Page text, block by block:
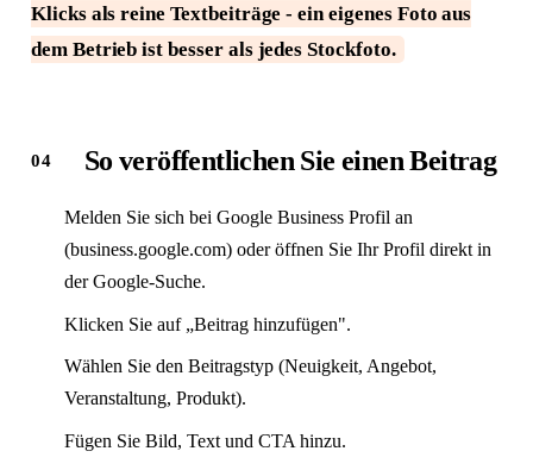
Klicks als reine Textbeiträge - ein eigenes Foto aus
dem Betrieb ist besser als jedes Stockfoto.
So veröffentlichen Sie einen Beitrag
Melden Sie sich bei Google Business Profil an
(business.google.com) oder öffnen Sie Ihr Profil direkt in
der Google-Suche.
Klicken Sie auf „Beitrag hinzufügen".
Wählen Sie den Beitragstyp (Neuigkeit, Angebot,
Veranstaltung, Produkt).
Fügen Sie Bild, Text und CTA hinzu.